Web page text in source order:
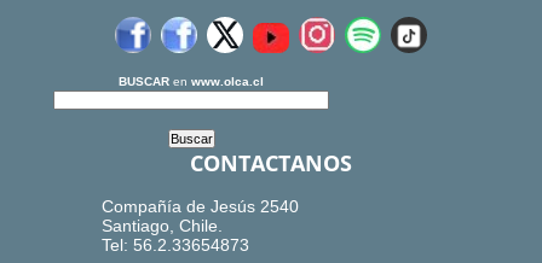
BUSCAR en www.olca.cl
CONTACTANOS
Compañía de Jesús 2540
Santiago, Chile.
Tel: 56.2.33654873